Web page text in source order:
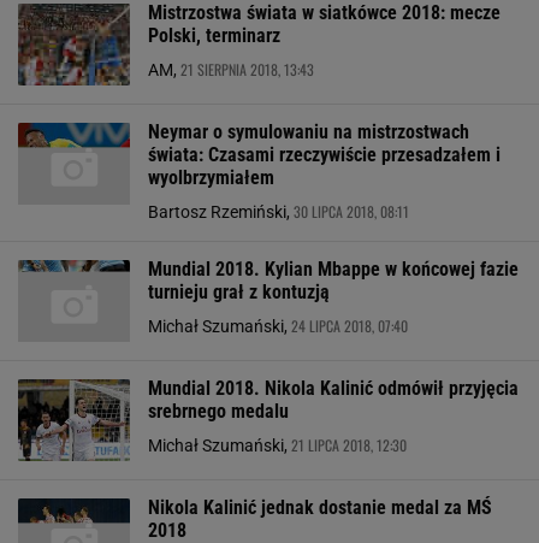
Mistrzostwa świata w siatkówce 2018: mecze
Polski, terminarz
AM, 21 SIERPNIA 2018, 13:43
Neymar o symulowaniu na mistrzostwach
świata: Czasami rzeczywiście przesadzałem i
wyolbrzymiałem
Bartosz Rzemiński, 30 LIPCA 2018, 08:11
Mundial 2018. Kylian Mbappe w końcowej fazie
turnieju grał z kontuzją
Michał Szumański, 24 LIPCA 2018, 07:40
Mundial 2018. Nikola Kalinić odmówił przyjęcia
srebrnego medalu
Michał Szumański, 21 LIPCA 2018, 12:30
Nikola Kalinić jednak dostanie medal za MŚ
2018